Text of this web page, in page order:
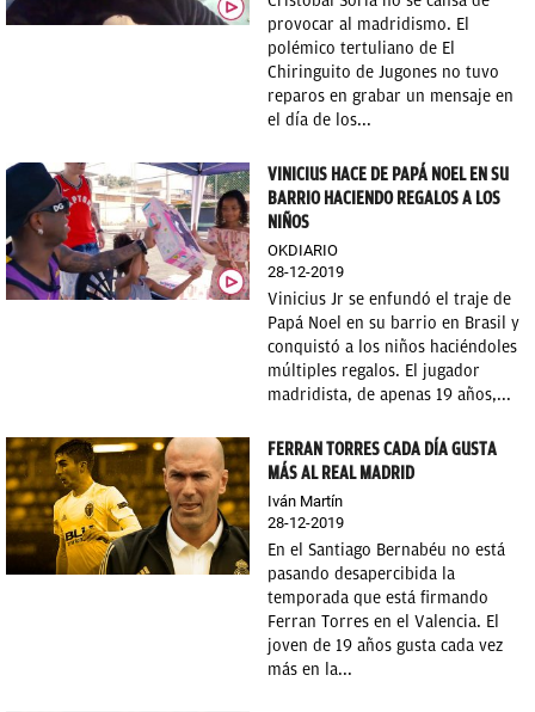
provocar al madridismo. El
polémico tertuliano de El
Chiringuito de Jugones no tuvo
reparos en grabar un mensaje en
el día de los...
VINICIUS HACE DE PAPÁ NOEL EN SU
BARRIO HACIENDO REGALOS A LOS
NIÑOS
OKDIARIO
28-12-2019
Vinicius Jr se enfundó el traje de
Papá Noel en su barrio en Brasil y
conquistó a los niños haciéndoles
múltiples regalos. El jugador
madridista, de apenas 19 años,...
FERRAN TORRES CADA DÍA GUSTA
MÁS AL REAL MADRID
Iván Martín
28-12-2019
En el Santiago Bernabéu no está
pasando desapercibida la
temporada que está firmando
Ferran Torres en el Valencia. El
joven de 19 años gusta cada vez
más en la...